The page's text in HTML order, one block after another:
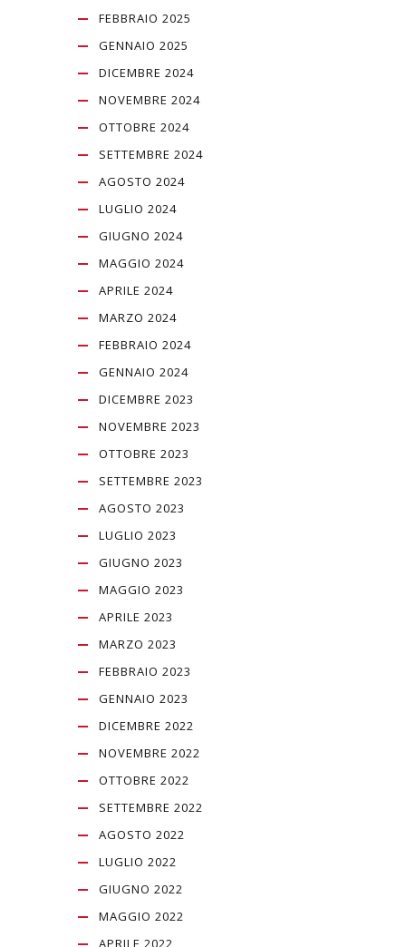
FEBBRAIO 2025
GENNAIO 2025
DICEMBRE 2024
NOVEMBRE 2024
OTTOBRE 2024
SETTEMBRE 2024
AGOSTO 2024
LUGLIO 2024
GIUGNO 2024
MAGGIO 2024
APRILE 2024
MARZO 2024
FEBBRAIO 2024
GENNAIO 2024
DICEMBRE 2023
NOVEMBRE 2023
OTTOBRE 2023
SETTEMBRE 2023
AGOSTO 2023
LUGLIO 2023
GIUGNO 2023
MAGGIO 2023
APRILE 2023
MARZO 2023
FEBBRAIO 2023
GENNAIO 2023
DICEMBRE 2022
NOVEMBRE 2022
OTTOBRE 2022
SETTEMBRE 2022
AGOSTO 2022
LUGLIO 2022
GIUGNO 2022
MAGGIO 2022
APRILE 2022